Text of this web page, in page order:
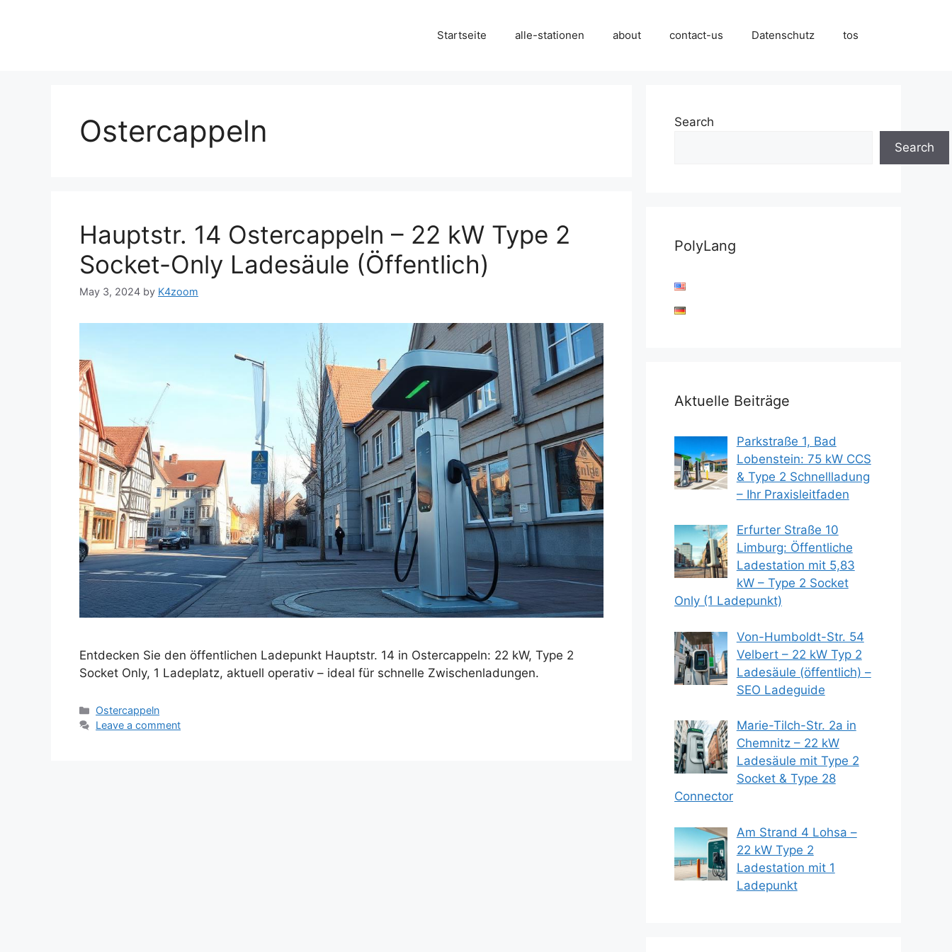
Startseite alle-stationen about contact-us Datenschutz tos
Ostercappeln
Hauptstr. 14 Ostercappeln – 22 kW Type 2
Socket-Only Ladesäule (Öffentlich)
May 3, 2024 by K4zoom
Entdecken Sie den öffentlichen Ladepunkt Hauptstr. 14 in Ostercappeln: 22 kW, Type 2
Socket Only, 1 Ladeplatz, aktuell operativ – ideal für schnelle Zwischenladungen.
Categories
Ostercappeln
Leave a comment
Search
Search
PolyLang
Aktuelle Beiträge
Parkstraße 1, Bad
Lobenstein: 75 kW CCS
& Type 2 Schnellladung
– Ihr Praxisleitfaden
Erfurter Straße 10
Limburg: Öffentliche
Ladestation mit 5,83
kW – Type 2 Socket
Only (1 Ladepunkt)
Von-Humboldt-Str. 54
Velbert – 22 kW Typ 2
Ladesäule (öffentlich) –
SEO Ladeguide
Marie-Tilch-Str. 2a in
Chemnitz – 22 kW
Ladesäule mit Type 2
Socket & Type 28
Connector
Am Strand 4 Lohsa –
22 kW Type 2
Ladestation mit 1
Ladepunkt